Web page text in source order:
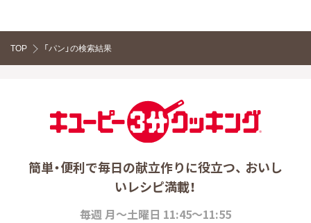
TOP 「パン」の検索結果
簡単・便利で毎日の献立作りに役立つ、 おいし
いレシピ満載！
毎週 月～土曜日 11:45～11:55